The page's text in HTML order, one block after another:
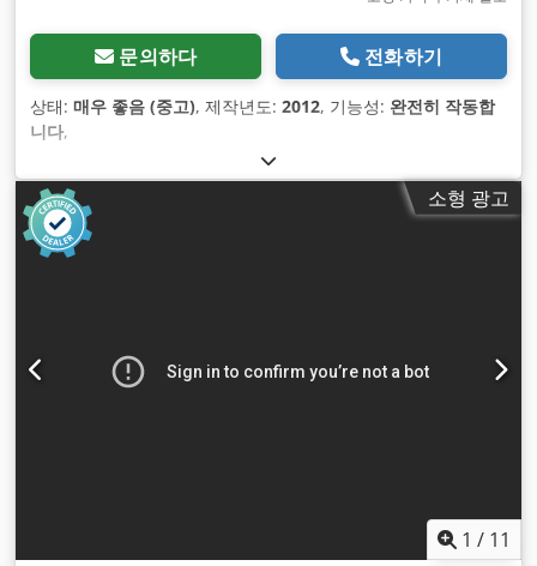
문의하다 전화하기
상태: 매우 좋음 (중고), 제작년도: 2012, 기능성: 완전히 작동합
니다,
소형 광고
1 / 11